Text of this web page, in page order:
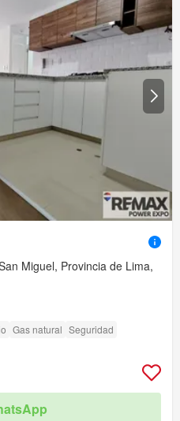
Miguel, Provincia de Lima,
Gas natural Seguridad